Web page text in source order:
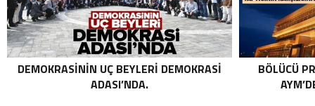
DEMOKRASININ UÇ BEYLERI DEMOKRASI
ADASI’NDA.
BÖLÜCÜ